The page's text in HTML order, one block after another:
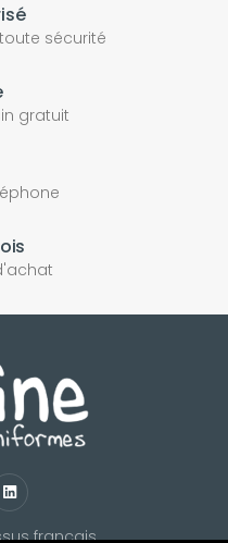
sécurité
gratuit
français